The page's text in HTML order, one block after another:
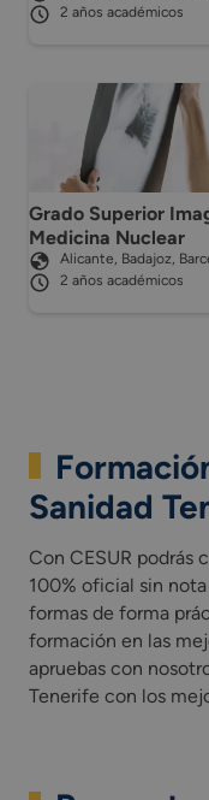
2 años académicos
Grado Superior
Medicina Nuclear
Alicante, Badajoz,
2 años académicos
Sanidad
Con CESUR podrás
100% oficial sin
formas de forma
formación en las
apruebas con
Tenerife con los